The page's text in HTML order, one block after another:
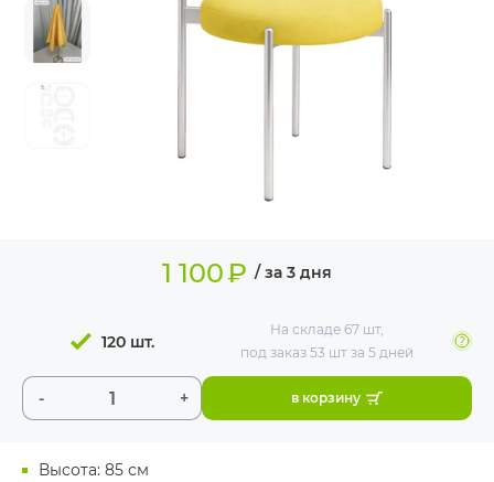
ИЗДЕЛИЯ ДЛЯ
КОМФОРТА
ТЕХНИЧЕСКОЕ
Высота: 85 см
1 100₽ / за 3 дня
- +
120 шт.
На складе67 шт,
под заказ 53 шт за 5 дней
в корзину